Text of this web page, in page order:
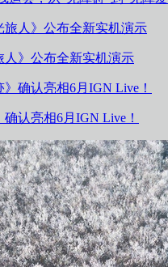
》公布全新实机演示
认亮相6月IGN Live！